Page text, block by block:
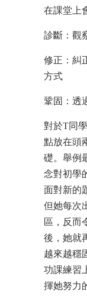
在課堂上
診斷：觀
修正：糾
方式
鞏固：透
對於T同
點放在頭
礎。舉例
念對初學
面對新的
但她每次
區，反而
後，她就
越來越穩
功課練習
揮她努力